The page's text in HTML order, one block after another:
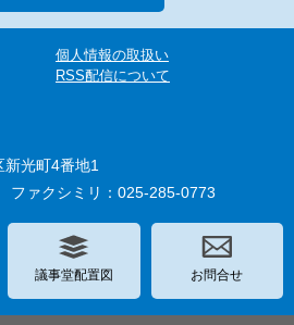
個人情報の取扱い
RSS配信について
光町4番地1
ファクシミリ：025-285-0773
議事堂配置図 お問合せ